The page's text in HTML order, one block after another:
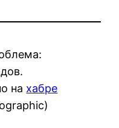
на хабре